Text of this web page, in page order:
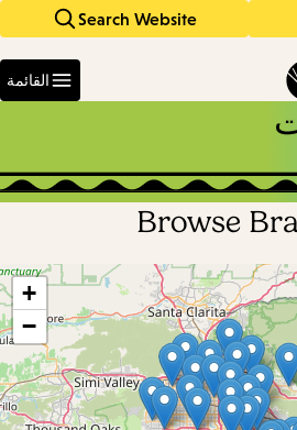
Search Website
القائمة
Skip
Browse
+
−